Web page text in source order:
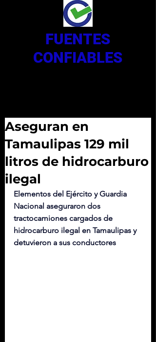
FUENTES
CONFIABLES
Aseguran en
Tamaulipas 129 mil
litros de hidrocarburo
ilegal
Elementos del Ejército y Guardia
Nacional aseguraron dos
tractocamiones cargados de
hidrocarburo ilegal en Tamaulipas y
detuvieron a sus conductores